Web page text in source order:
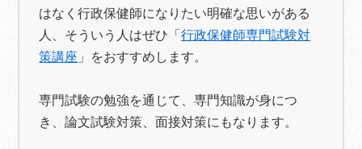
はなく行政保健師になりたい明確な思いがある
人、そういう人はぜひ「行政保健師専門試験対
策講座 」をおすすめします。
専門試験の勉強を通じて、専門知識が身につ
き、論文試験対策、面接対策にもなります。